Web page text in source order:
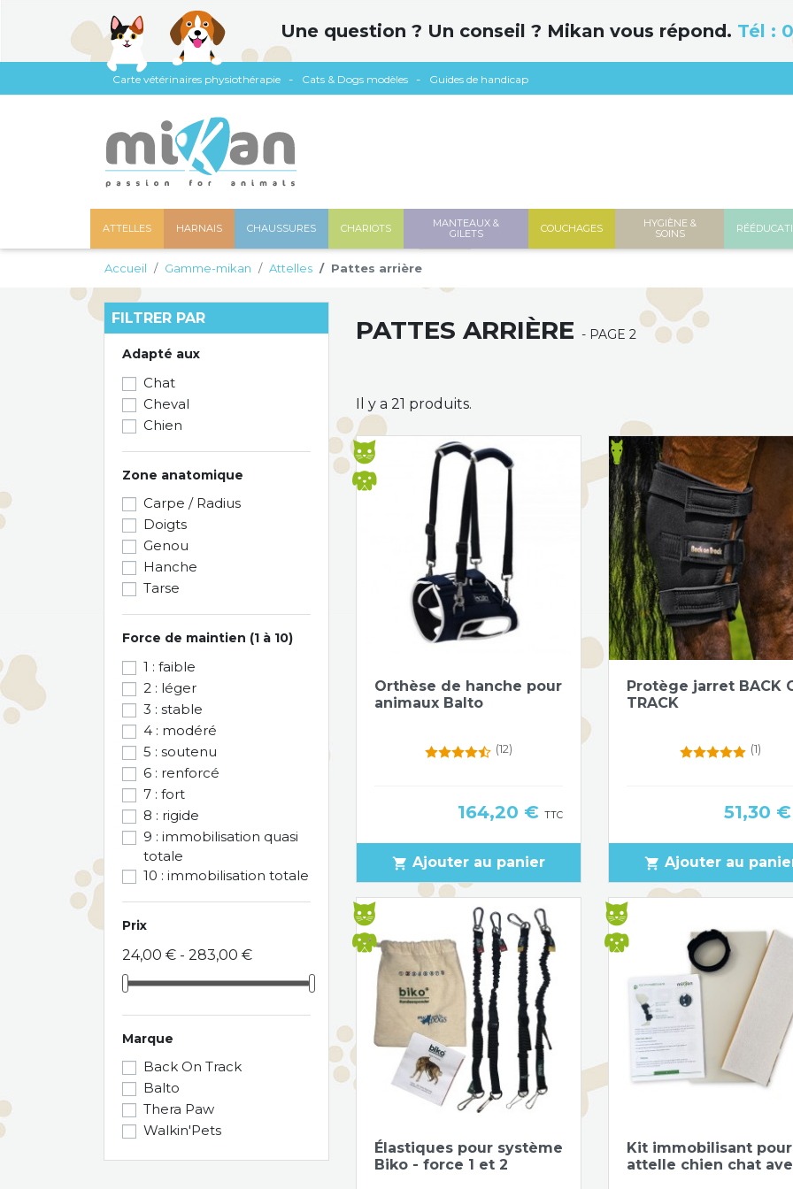
Une question ? Un conseil ? Mikan vous répond. Tél :
Carte vétérinaires physiothérapie Cats & Dogs modèles Guides de handicap
ATTELLES HARNAIS CHAUSSURES CHARIOTS
MANTEAUX &
GILETS
COUCHAGES
HYGIÈNE &
SOINS
Accueil Gamme-mikan Attelles Pattes arrière
FILTRER PAR
Adapté aux
Chat
Cheval
Chien
Zone anatomique
Carpe / Radius
Doigts
Genou
Hanche
Tarse
Force de maintien (1 à 10)
1 : faible
2 : léger
3 : stable
4 : modéré
5 : soutenu
6 : renforcé
7 : fort
8 : rigide
9 : immobilisation quasi
totale
10 : immobilisation totale
Prix
24,00 € - 283,00 €
Marque
Back On Track
Balto
Thera Paw
Walkin'Pets
PATTES ARRIÈRE - PAGE 2
Il y a 21 produits.
Aperçu rapide
Orthèse de hanche pour
animaux Balto
(12)
Prix
164,20 € TTC
shopping_cart Ajouter au panier
Aperçu rapide
Protège jarret BACK
TRACK
(1)
Prix
51,30 €
shopping_cart Ajouter au
Élastiques pour système
Biko - force 1 et 2
Aperçu rapide
Kit immobilisant pour
attelle chien chat
Panneau de gestion des cookies